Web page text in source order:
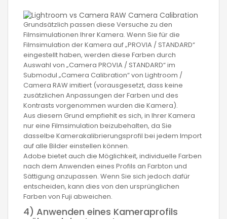
Grundsätzlich passen diese Versuche zu den
Filmsimulationen Ihrer Kamera. Wenn Sie für die
Filmsimulation der Kamera auf „PROVIA / STANDARD“
eingestellt haben, werden diese Farben durch
Auswahl von „Camera PROVIA / STANDARD“ im
Submodul „Camera Calibration“ von Lightroom /
Camera RAW imitiert (vorausgesetzt, dass keine
zusätzlichen Anpassungen der Farben und des
Kontrasts vorgenommen wurden die Kamera).
Aus diesem Grund empfiehlt es sich, in Ihrer Kamera
nur eine Filmsimulation beizubehalten, da Sie
dasselbe Kamerakalibrierungsprofil bei jedem Import
auf alle Bilder einstellen können.
Adobe bietet auch die Möglichkeit, individuelle Farben
nach dem Anwenden eines Profils an Farbton und
Sättigung anzupassen. Wenn Sie sich jedoch dafür
entscheiden, kann dies von den ursprünglichen
Farben von Fuji abweichen.
4) Anwenden eines Kameraprofils